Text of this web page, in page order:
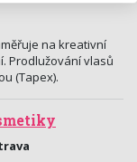
na kreativní
Prodlužování vlasů
(Tapex).